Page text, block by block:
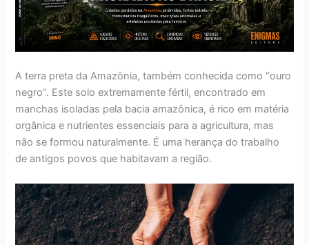
A terra preta da Amazônia, também conhecida como “ouro
negro”. Este solo extremamente fértil, encontrado em
manchas isoladas pela bacia amazônica, é rico em matéria
orgânica e nutrientes essenciais para a agricultura, mas
não se formou naturalmente. É uma herança do trabalho
de antigos povos que habitavam a região.